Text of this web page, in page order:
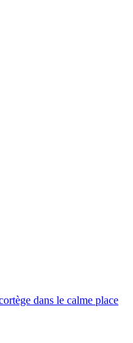
dans le calme place